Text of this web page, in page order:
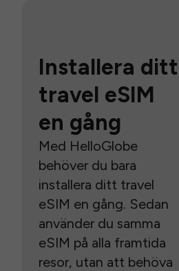
Installera ditt
travel eSIM
en gång
Med HelloGlobe
behöver du bara
installera ditt travel
eSIM en gång. Sedan
använder du samma
eSIM på alla framtida
resor, utan att behöva